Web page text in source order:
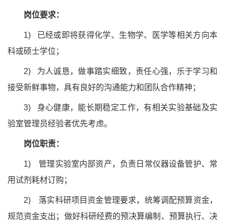
岗位要求：
1) 已经或即将获得化学、生物学、医学等相关方向本
科或硕士学位；
2) 为人诚恳，做事踏实细致，责任心强，乐于学习和
接受新鲜事物，具有良好的沟通能力和团队合作精神；
3) 身心健康，能长期稳定工作，有相关实验基础及实
验室管理员经验者优先考虑。
岗位职责：
1)
管理实验室内部资产，负责日常仪器设备管护、常
用试剂耗材订购；
2)
落实科研项目资金管理要求，统筹调配预算资金，
规范资金支出；做好科研经费的预决算编制、预算执行、决